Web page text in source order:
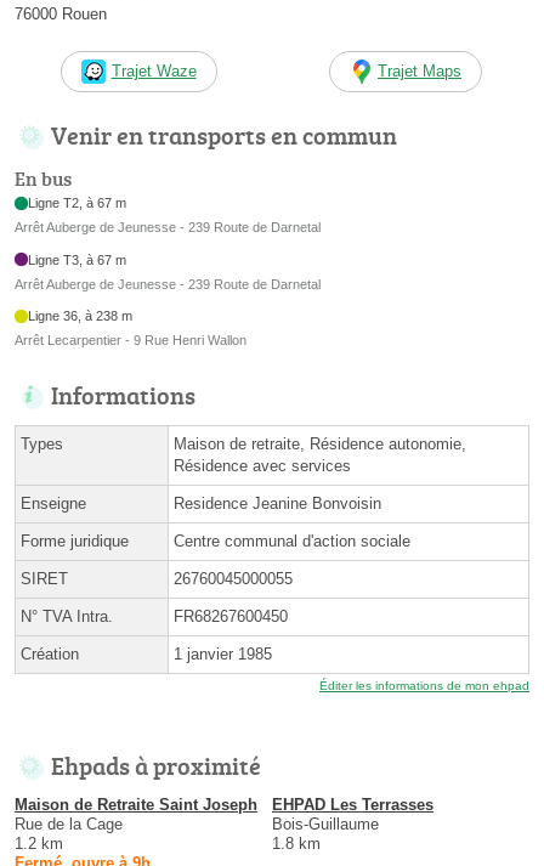
76000 Rouen
Trajet Waze Trajet Maps
Venir en transports en commun
En bus
Ligne T2, à 67 m
Arrêt Auberge de Jeunesse - 239 Route de Darnetal
Ligne T3, à 67 m
Arrêt Auberge de Jeunesse - 239 Route de Darnetal
Ligne 36, à 238 m
Arrêt Lecarpentier - 9 Rue Henri Wallon
Informations
Types
Maison de retraite, Résidence autonomie,
Résidence avec services
Enseigne Residence Jeanine Bonvoisin
Forme juridique Centre communal d'action sociale
SIRET 26760045000055
N° TVA Intra. FR68267600450
Création 1 janvier 1985
Éditer les informations de mon ehpad
Ehpads à proximité
Maison de Retraite Saint Joseph
Rue de la Cage
1.2 km
EHPAD Les Terrasses
Bois-Guillaume
1.8 km